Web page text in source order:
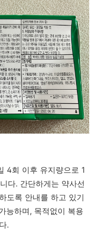
4회 이후 유지량으로 1
다. 간단하게는 약사선
도록 안내를 하고 있기
능하며, 목적없이 복용
.